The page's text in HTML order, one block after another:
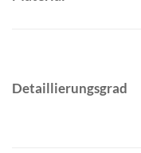
Detaillierungsgrad